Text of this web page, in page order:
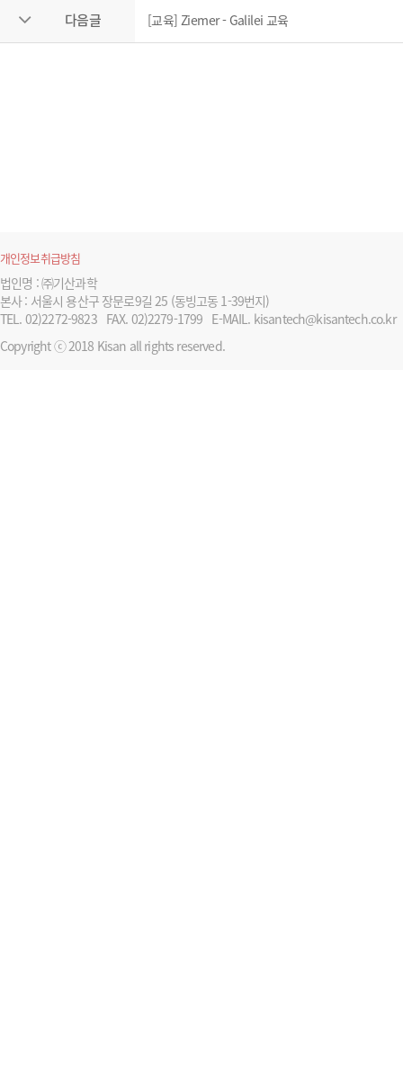
다음글 [교육] Ziemer - Galilei 교육
개인정보취급방침
법인명 : ㈜기산과학
본사 : 서울시 용산구 장문로9길 25 (동빙고동 1-39번지)
TEL. 02)2272-9823 FAX. 02)2279-1799 E-MAIL. kisantech@kisantech.co.kr
Copyright ⓒ 2018 Kisan all rights reserved.